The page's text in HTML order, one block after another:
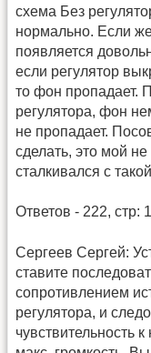
схема Без
нормально. Если
появляется
если регулятор
то фон пропадает.
регулятора, фон
не пропадает.
сделать, это мой
сталкивался с
Ответов - 222, стр:
Сергеев Сергей:
ставите
сопротивлением
регулятора, и
чувствительность